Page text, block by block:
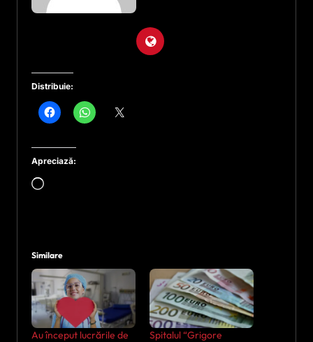
Distribuie:
Apreciază:
Încarc...
Similare
Au început lucrările de
Spitalul “Grigore